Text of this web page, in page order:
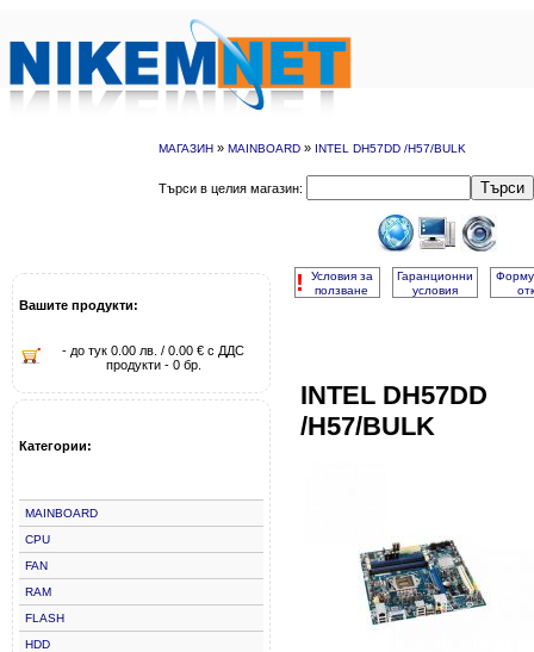
МАГАЗИН » MAINBOARD » INTEL DH57DD /H57/BULK
Търси в целия магазин: Търси
Вашите продукти:
- до тук 0.00 лв. / 0.00 € с ДДС
продукти - 0 бр.
Категории:
MAINBOARD
CPU
FAN
RAM
FLASH
HDD
!
Условия за
ползване
Гаранционни
условия
INTEL DH57DD
/H57/BULK